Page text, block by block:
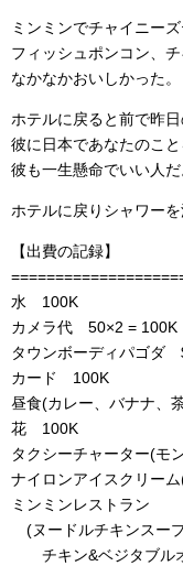
ミンミンでチャイニー
フィッシュポンコン、
なかなかおいしかった。
ホテルに戻ると前で昨日
彼に日本であなたのこ
彼も一生懸命でいい人だ
ホテルに戻りシャワーを
【出費の記録】
水 100K
カメラ代 50×2 = 100K
タウンボーディパゴダ
カード 100K
昼食(カレー、バナナ、
花 100K
タクシーチャーター(
ナイロンアイスクリー
ミンミンレストラン
(ヌードルチキンスー
チキン&ベジタブルオ